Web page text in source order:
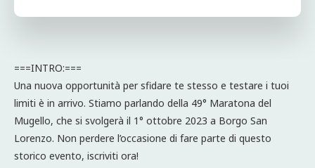
===INTRO:===
Una nuova opportunità per sfidare te stesso e testare i tuoi
limiti è in arrivo. Stiamo parlando della 49° Maratona del
Mugello, che si svolgerà il 1° ottobre 2023 a Borgo San
Lorenzo. Non perdere l’occasione di fare parte di questo
storico evento, iscriviti ora!